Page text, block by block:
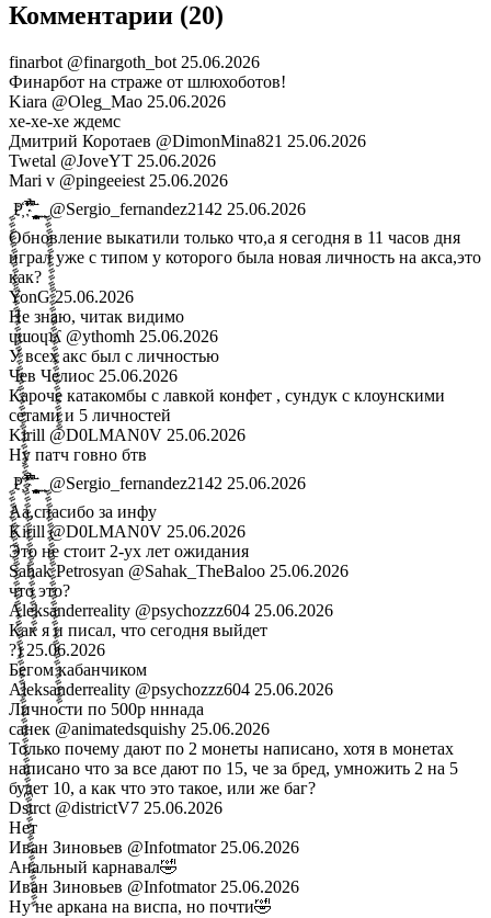
Комментарии (20)
finarbot @finargoth_bot 25.06.2026
Финарбот на страже от шлюхоботов!
Kiara @Oleg_Mao 25.06.2026
хе-хе-хе ждемс
Дмитрий Коротаев @DimonMina821 25.06.2026
Twetal @JoveYT 25.06.2026
Mari v @pingeeiest 25.06.2026
ࣩࣩࣩࣩࣩࣩࣩࣩࣩࣩࣩࣩࣩࣩࣩࣩࣩࣩࣩࣩࣩࣩࣩࣩࣩࣩࣩࣩࣩࣩࣩࣩࣩࣩࣩࣩࣩࣩࣩࣩࣩࣩࣩࣩࣩࣩࣩࣩࣩࣩࣩࣩࣩࣩࣩࣩࣩࣩࣩࣩࣩࣩࣩࣩ Р҉ ͛̾̐̚ ̎̉̇̽̚ ̪̪͓͎̥̮̟̝̲͙̄̈ ͍ ̱͕ࣩࣩࣩࣩࣩࣩࣩࣩࣩࣩࣩࣩࣩࣩࣩࣩࣩࣩࣩࣩࣩࣩࣩࣩࣩࣩࣩࣩࣩࣩࣩࣩࣩ @Sergio_fernandez2142 25.06.2026
Обновление выкатили только что,а я сегодня в 11 часов дня
играл уже с типом у которого была новая личность на акса,это
как?
YonG25.06.2026
Не знаю, читак видимо
ɥɯoɥʇʎ @ythomh 25.06.2026
У всех акс был с личностью
Чев Челиос 25.06.2026
Кароче катакомбы с лавкой конфет , сундук с клоунскими
сетами и 5 личностей
Kirill @D0LMAN0V 25.06.2026
Ну патч говно бтв
ࣩࣩࣩࣩࣩࣩࣩࣩࣩࣩࣩࣩࣩࣩࣩࣩࣩࣩࣩࣩࣩࣩࣩࣩࣩࣩࣩࣩࣩࣩࣩࣩࣩࣩࣩࣩࣩࣩࣩࣩࣩࣩࣩࣩࣩࣩࣩࣩࣩࣩࣩࣩࣩࣩࣩࣩࣩࣩࣩࣩࣩࣩࣩࣩ Р҉ ͛̾̐̚ ̎̉̇̽̚ ̪̪͓͎̥̮̟̝̲͙̄̈ ͍ ̱͕ࣩࣩࣩࣩࣩࣩࣩࣩࣩࣩࣩࣩࣩࣩࣩࣩࣩࣩࣩࣩࣩࣩࣩࣩࣩࣩࣩࣩࣩࣩࣩࣩࣩ @Sergio_fernandez2142 25.06.2026
Аа,спасибо за инфу
Kirill@D0LMAN0V 25.06.2026
Это не стоит 2-ух лет ожидания
Sahak Petrosyan @Sahak_TheBaloo 25.06.2026
что это?
Aleksanderreality @psychozzz604 25.06.2026
Как я и писал, что сегодня выйдет
?)25.06.2026
Бегом кабанчиком
Aleksanderreality @psychozzz604 25.06.2026
Личности по 500р нннада
санек @animatedsquishy 25.06.2026
Только почему дают по 2 монеты написано, хотя в монетах
написано что за все дают по 15, че за бред, умножить 2 на 5
будет 10, а как что это такое, или же баг?
Dstrct @districtV7 25.06.2026
Нет
Иван Зиновьев @Infotmator 25.06.2026
Анальный карнавал🤣
Иван Зиновьев @Infotmator 25.06.2026
Ну не аркана на виспа, но почти🤣